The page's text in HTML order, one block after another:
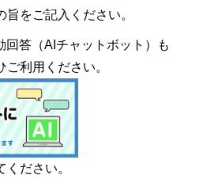
をご記入ください。
回答（AIチャットボット）も
利用ください。
ださい。